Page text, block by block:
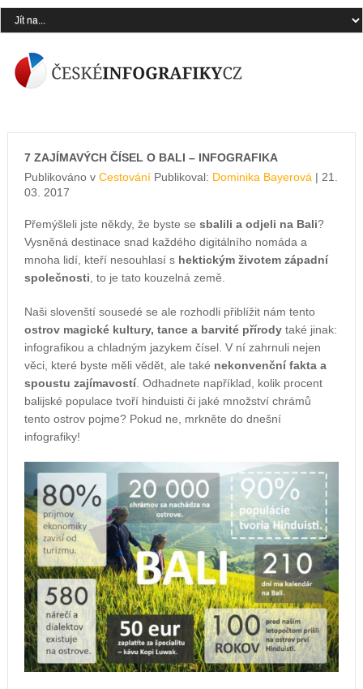
7 ZAJÍMAVÝCH ČÍSEL O BALI – INFOGRAFIKA
Publikováno v CestováníPublikoval: Dominika Bayerová | 21.
03. 2017
Přemýšleli jste někdy, že byste se sbalili a odjeli na Bali?
Vysněná destinace snad každého digitálního nomáda a
mnoha lidí, kteří nesouhlasí s hektickým životem západní
společnosti , to je tato kouzelná země.
Naši slovenští sousedé se ale rozhodli přiblížit nám tento
ostrov magické kultury, tance a barvité přírodytaké jinak:
infografikou a chladným jazykem čísel. V ní zahrnuli nejen
věci, které byste měli vědět, ale také nekonvenční fakta a
spoustu zajímavostí. Odhadnete například, kolik procent
balijské populace tvoří hinduisti či jaké množství chrámů
tento ostrov pojme? Pokud ne, mrkněte do dnešní
infografiky!